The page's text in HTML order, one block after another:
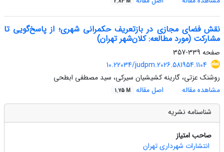
نقش فضای مجازی در بازتعریف حکمرانی شهری؛ از پاسخ‌گویی تا
مشارکت (مورد مطالعه: کلان‌شهر تهران)
صفحه 339-357
10.22034/judpm.2026.581954.1104
روشنک عزتی، گارینه کشیشیان سیرکی، سید مصطفی ابطحی
مشاهده مقاله
اصل مقاله 1.75 M
شناسنامه نشریه
صاحب امتیاز
انتشارات شهرداری تهران